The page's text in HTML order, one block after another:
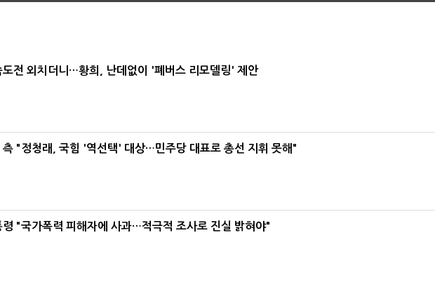
도전 외치더니…황희, 난데없이 '폐버스 리모델링' 제안
측 "정청래, 국힘 '역선택' 대상…민주당 대표로 총선 지휘 못해"
령 "국가폭력 피해자에 사과…적극적 조사로 진실 밝혀야"